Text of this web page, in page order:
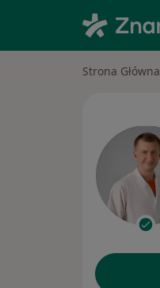
Strona Główna